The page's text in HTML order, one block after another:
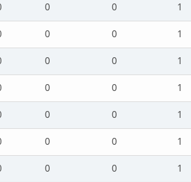
0 0
1
0 0
1
0 0
1
0 0
1
0 0
1
0 0
1
0 0
1